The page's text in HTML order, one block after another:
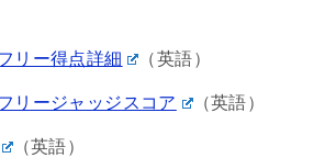
リー得点詳細 （英語）
リージャッジスコア （英語）
（英語）